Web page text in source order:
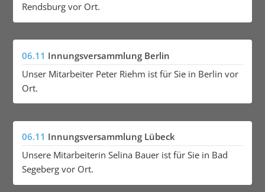
Rendsburg vor Ort.
06.11 Innungsversammlung Berlin
Unser Mitarbeiter Peter Riehm ist für Sie in Berlin vor
Ort.
06.11 Innungsversammlung Lübeck
Unsere Mitarbeiterin Selina Bauer ist für Sie in Bad
Segeberg vor Ort.